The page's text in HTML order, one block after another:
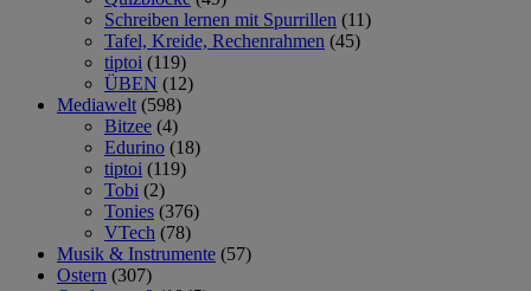
Schreiben lernen mit Spurrillen (11)
Tafel, Kreide, Rechenrahmen (45)
tiptoi (119)
ÜBEN (12)
Mediawelt (598)
Bitzee (4)
Edurino (18)
tiptoi (119)
Tobi (2)
Tonies (376)
VTech (78)
Musik & Instrumente (57)
Ostern (307)